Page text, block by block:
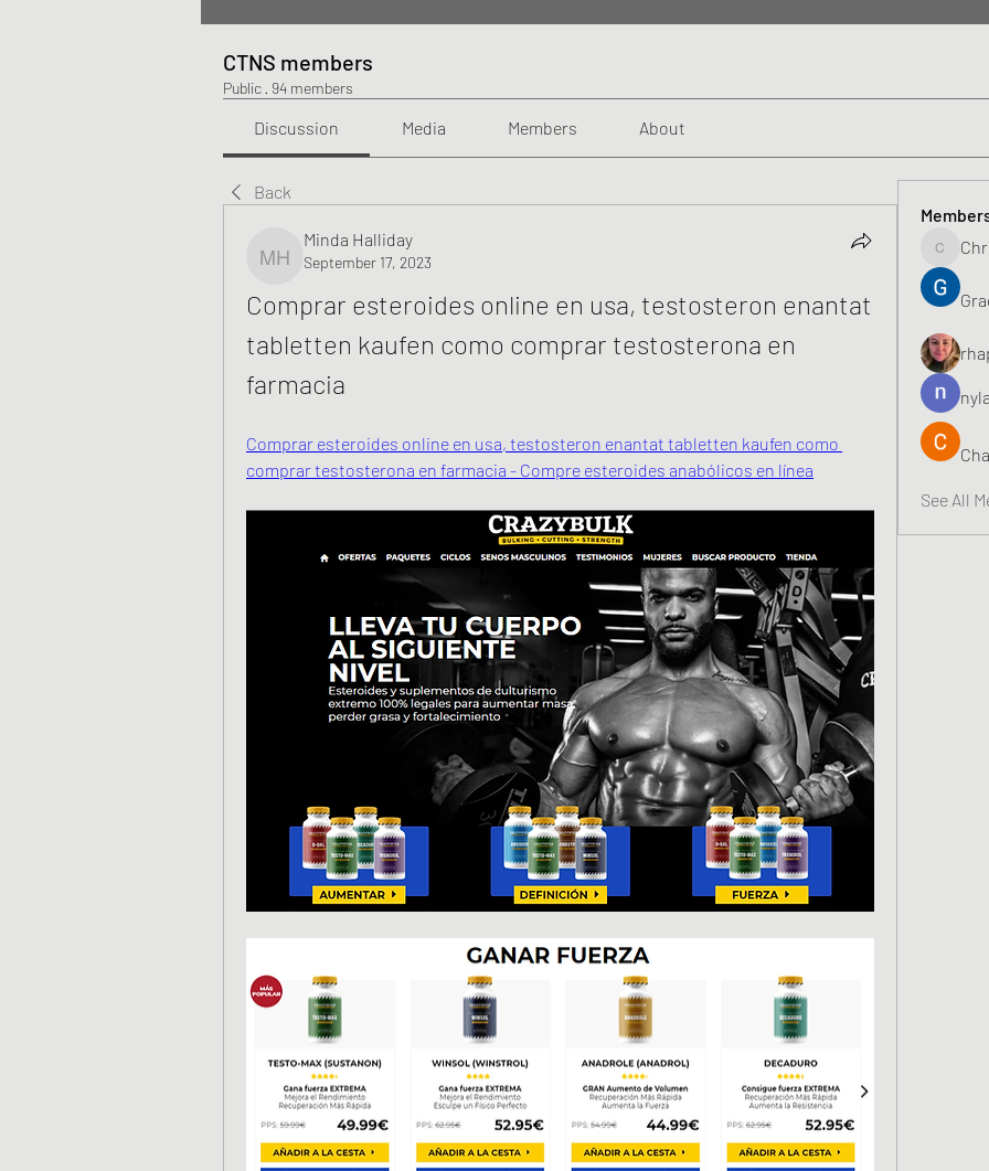
CTNS members
Public · 94 members
Discussion Media Members About
Back
Minda Halliday
Minda Halliday
September 17, 2023
Comprar esteroides online en usa, testosteron enantat
tabletten kaufen como comprar testosterona en
farmacia
Comprar esteroides online en usa, testosteron enantat tabletten kaufen como
comprar testosterona en farmacia - Compre esteroides anabólicos en línea
Chris
See All